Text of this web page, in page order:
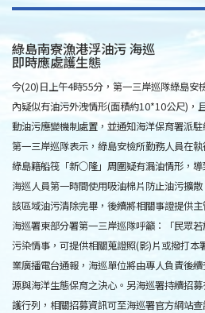
綠島南寮漁港浮油污 海巡
即時應處護生態
今(20)日上午4時55分，第一三岸巡隊綠島安
內疑似有油污外洩情形(面積約10*10公尺)，
動油污應變機制處置，並通知海洋保育署派
第一三岸巡隊表示，綠島安檢所勤務人員在
綠島籍船筏「新○隆」周圍疑有漏油情形，導
海巡人員第一時間使用吸油棉片防止油污擴
該區域油污清除完畢，後續將相關事證提供主
海巡署東部分署第一三岸巡隊呼籲：「民眾
污染情事，可提供相關蒐證照(影)片或撥打本
業廣播電台通報，海巡單位將由專人負責後
源與海洋生態保育之決心。另海巡署持續招
護行列，相關招募資訊可至海巡署官方網站查